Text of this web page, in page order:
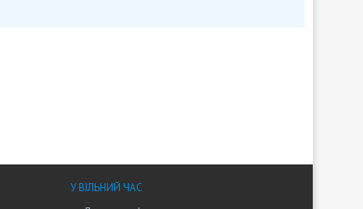
У ВІЛЬНИЙ ЧАС